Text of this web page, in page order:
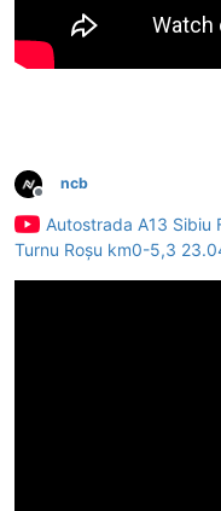
Deconectat
ncb
Autostrada A13 Sibiu
Turnu Roșu km0-5,3